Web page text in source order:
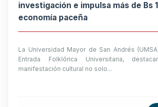
investigación e impulsa más de Bs
economía paceña
La Universidad Mayor de San Andrés
Entrada Folklórica Universitaria,
manifestación cultural no solo...